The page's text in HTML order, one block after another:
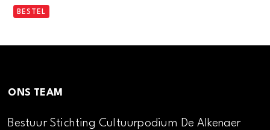
BESTEL
ONS TEAM
Bestuur Stichting Cultuurpodium De Alkenaer